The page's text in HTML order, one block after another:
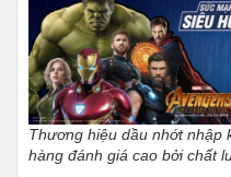
Thương hiệu dầu nhớt nhập
hàng đánh giá cao bởi chất